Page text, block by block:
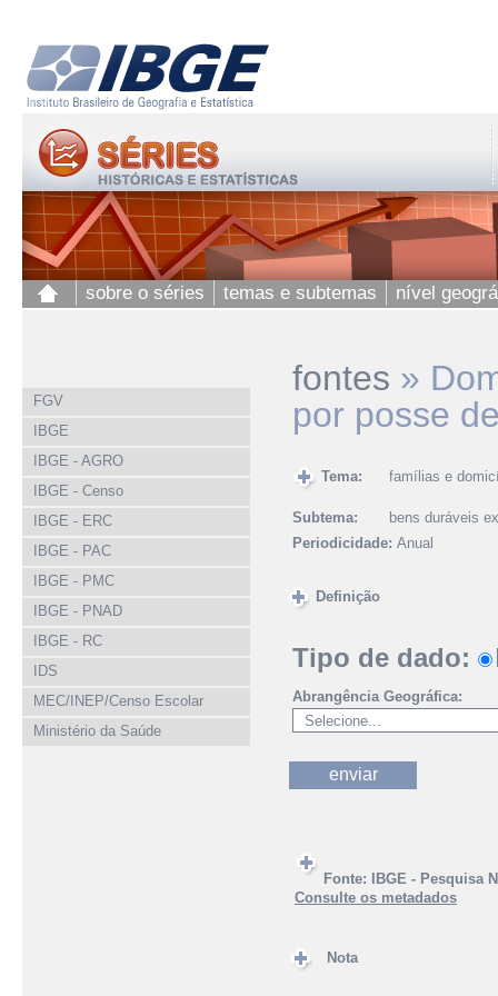
sobre o séries temas e subtemas nível
FGV
IBGE
IBGE - AGRO
IBGE - Censo
IBGE - ERC
IBGE - PAC
IBGE - PMC
IBGE - PNAD
IBGE - RC
IDS
MEC/INEP/Censo Escolar
Ministério da Saúde
fontes »
por posse
Tema: famílias e
Subtema:
bens duráveis
Periodicidade: Anual
Definição
Tipo de dado:
Abrangência Geográfica:
Fonte:
IBGE - Pesquisa
Consulte os metadados
Nota